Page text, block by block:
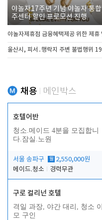
야놀자17주년 기념 야놀자 통
주센터 할인 프로모션 진행
야놀자제휴점 금융혜택제공 위한 제휴
울산시, 피서․행락지 주변 불법행위
채용 메인박스
호텔어반
청소.메이드 4분을 모집합니
다.잠실.노원
서울 송파구 월 2,550,000원
메이드.청소
경력무관
구로 컬리넌 호텔
격일 과장, 야간 대리, 청소 이
모 구인